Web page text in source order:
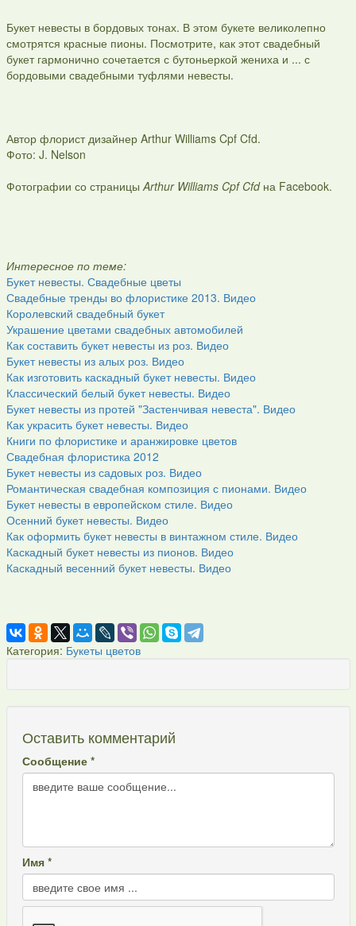
Букет невесты в бордовых тонах. В этом букете великолепно
смотрятся красные пионы. Посмотрите, как этот свадебный
букет гармонично сочетается с бутоньеркой жениха и ... с
бордовыми свадебными туфлями невесты.
Автор флорист дизайнер Arthur Williams Cpf Cfd.
Фото: J. Nelson
Фотографии со страницыArthur Williams Cpf Cfdна Facebook.
Интересное по теме:
Букет невесты. Свадебные цветы
Свадебные тренды во флористике 2013. Видео
Королевский свадебный букет
Украшение цветами свадебных автомобилей
Как составить букет невесты из роз. Видео
Букет невесты из алых роз. Видео
Как изготовить каскадный букет невесты. Видео
Классический белый букет невесты. Видео
Букет невесты из протей "Застенчивая невеста". Видео
Как украсить букет невесты. Видео
Книги по флористике и аранжировке цветов
Свадебная флористика 2012
Букет невесты из садовых роз. Видео
Романтическая свадебная композиция с пионами. Видео
Букет невесты в европейском стиле. Видео
Осенний букет невесты. Видео
Как оформить букет невесты в винтажном стиле. Видео
Каскадный букет невесты из пионов. Видео
Каскадный весенний букет невесты. Видео
Категория: Букеты цветов
Оставить комментарий
Сообщение *
Имя *